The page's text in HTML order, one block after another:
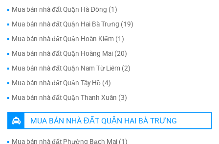
Mua bán nhà đất Quận Hà Đông (1)
Mua bán nhà đất Quận Hai Bà Trưng (19)
Mua bán nhà đất Quận Hoàn Kiếm (1)
Mua bán nhà đất Quận Hoàng Mai (20)
Mua bán nhà đất Quận Nam Từ Liêm (2)
Mua bán nhà đất Quận Tây Hồ (4)
Mua bán nhà đất Quận Thanh Xuân (3)
MUA BÁN NHÀ ĐẤT QUẬN HAI BÀ TRƯNG
Mua bán nhà đất Phường Bạch Mai (1)